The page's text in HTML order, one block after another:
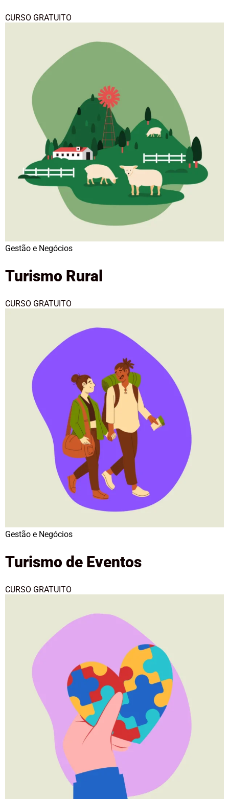
CURSO GRATUITO
Gestão e Negócios
Turismo Rural
CURSO GRATUITO
Gestão e Negócios
Turismo de Eventos
CURSO GRATUITO